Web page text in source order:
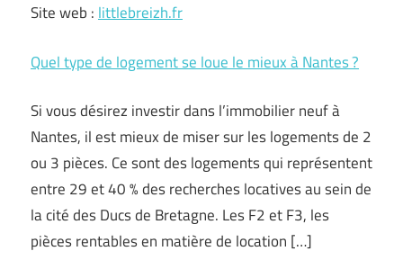
Site web : littlebreizh.fr
Quel type de logement se loue le mieux à Nantes ?
Si vous désirez investir dans l’immobilier neuf à
Nantes, il est mieux de miser sur les logements de 2
ou 3 pièces. Ce sont des logements qui représentent
entre 29 et 40 % des recherches locatives au sein de
la cité des Ducs de Bretagne. Les F2 et F3, les
pièces rentables en matière de location […]